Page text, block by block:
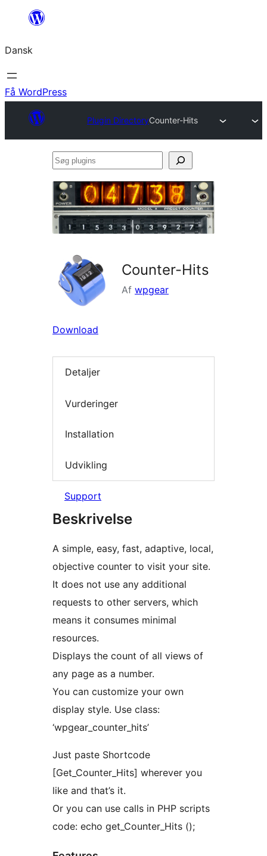
Spring
indhold
Dansk
Få WordPress
Plugin DirectoryCounter-Hits
Søg
Counter-Hits
Af wpgear
Download
Detaljer
Vurderinger
Installation
Udvikling
Support
Beskrivelse
A simple, easy, fast, adaptive, local,
objective counter to visit your site.
It does not use any additional
requests to other servers, which
means it consumes minimal
resources.
Displays the count of all views of
any page as a number.
You can customize your own
display style. Use class:
‘wpgear_counter_hits’
Just paste Shortcode
[Get_Counter_Hits] wherever you
like and that’s it.
Or you can use calls in PHP scripts
code: echo get_Counter_Hits ();